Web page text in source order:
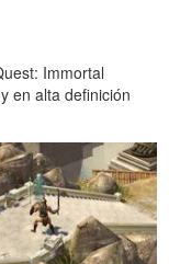
Immortal
en alta definición